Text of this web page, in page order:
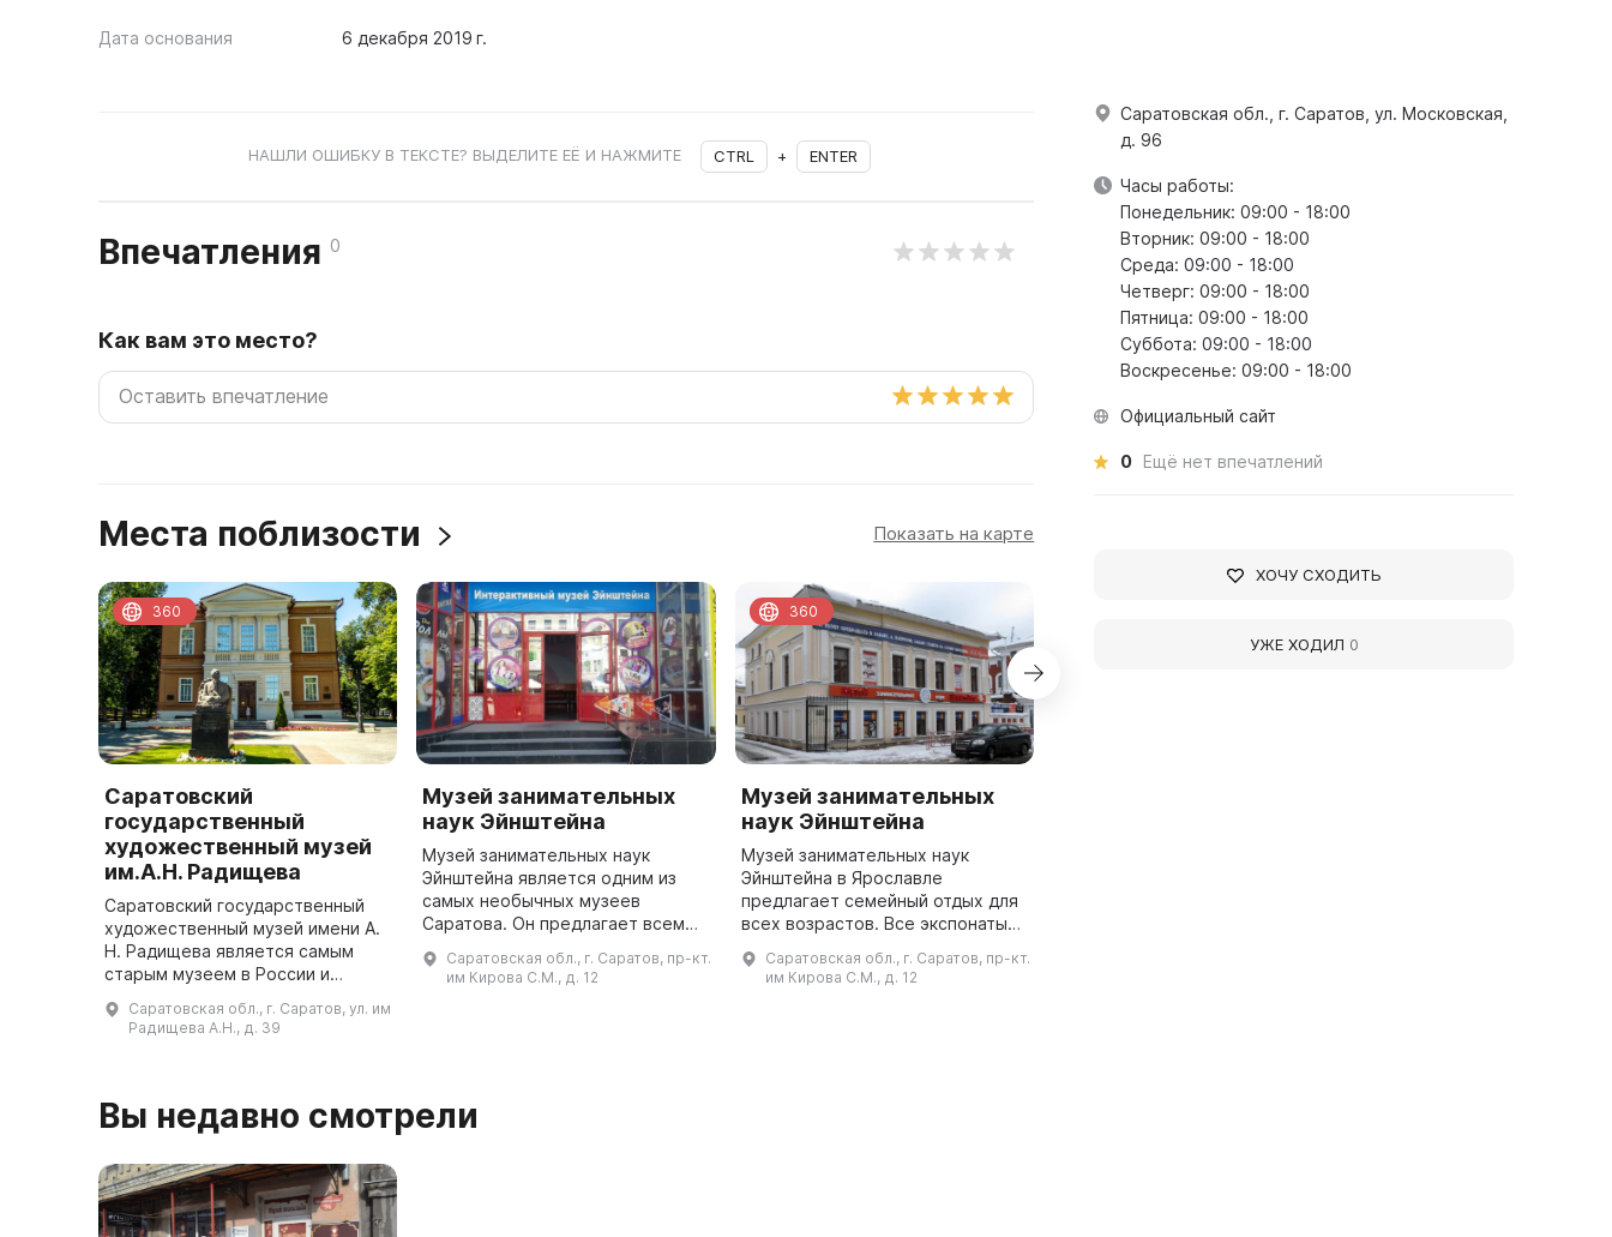
Дата основания 6 декабря 2019 г.
НАШЛИ ОШИБКУ В ТЕКСТЕ? ВЫДЕЛИТЕ ЕЁ И НАЖМИТЕ CTRL + ENTER
Впечатления 0
Как вам это место?
Места поблизости Показать на карте
Саратовский
государственный
художественный музей
им.А.Н. Радищева
Саратовский государственный
художественный музей имени А.
Н. Радищева является самым
старым музеем в России и
в провинции. Он был открыт 29
июня 1885 года благодаря
Саратовская обл., г. Саратов, ул. им
Радищева А.Н., д. 39
360
Музей занимательных
наук Эйнштейна
Музей занимательных наук
Эйнштейна является одним из
самых необычных музеев
Саратова. Он предлагает всем
провести время в интерактивном
формате. В музее представлено
Саратовская обл., г. Саратов, пр-кт.
им Кирова С.М., д. 12
Музей занимательных
наук Эйнштейна
Музей занимательных наук
Эйнштейна в Ярославле
предлагает семейный отдых для
всех возрастов. Все экспонаты
проводить физические опыты и
эксперименты. В цену билета
Саратовская обл., г. Саратов, пр-кт.
им Кирова С.М., д. 12
360
Вы недавно смотрели
Саратовская обл., г. Саратов, ул. Московская,
д. 96
Часы работы:
Понедельник: 09:00 - 18:00
Вторник: 09:00 - 18:00
Среда: 09:00 - 18:00
Четверг: 09:00 - 18:00
Пятница: 09:00 - 18:00
Суббота: 09:00 - 18:00
Воскресенье: 09:00 - 18:00
Официальный сайт
0 Ещё нет впечатлений
ХОЧУ СХОДИТЬ
УЖЕ ХОДИЛ 0